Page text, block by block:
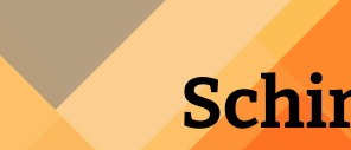
springen